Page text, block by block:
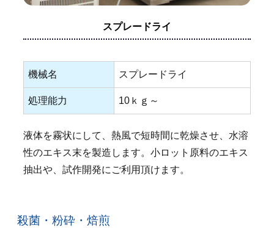
スプレードライ
機械名 スプレードライ
処理能力 10ｋｇ～
液体を霧状にして、熱風で短時間に乾燥させ、水溶
性のエキス末を製造します。小ロット原料のエキス
抽出や、試作開発にご利用頂けます。
殺菌・粉砕・焙煎